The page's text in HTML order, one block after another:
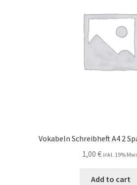
Vokabeln Schreibheft A4 2
1,00 € inkl. 19%
Add to cart